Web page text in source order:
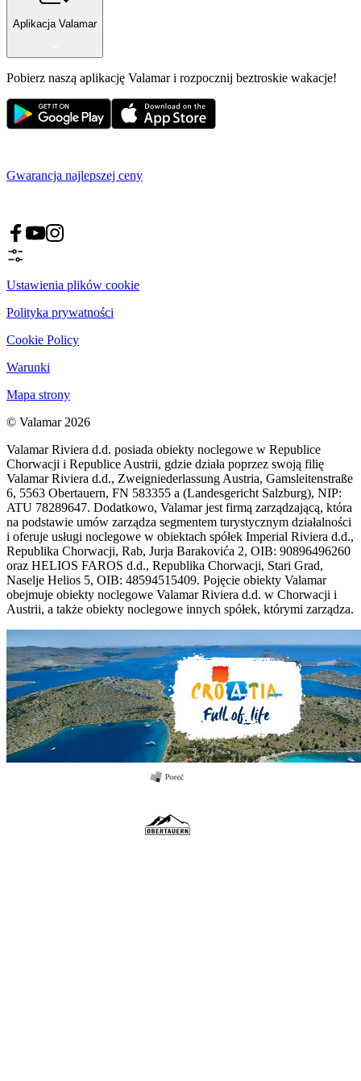
Aplikacja Valamar
Pobierz naszą aplikację Valamar i rozpocznij beztroskie wakacje!
Gwarancja najlepszej ceny
Ustawienia plików cookie
Polityka prywatności
Cookie Policy
Warunki
Mapa strony
© Valamar 2026
Valamar Riviera d.d. posiada obiekty noclegowe w Republice
Chorwacji i Republice Austrii, gdzie działa poprzez swoją filię
Valamar Riviera d.d., Zweigniederlassung Austria, Gamsleitenstraße
6, 5563 Obertauern, FN 583355 a (Landesgericht Salzburg), NIP:
ATU 78289647. Dodatkowo, Valamar jest firmą zarządzającą, która
na podstawie umów zarządza segmentem turystycznym działalności
i oferuje usługi noclegowe w obiektach spółek Imperial Riviera d.d.,
Republika Chorwacji, Rab, Jurja Barakovića 2, OIB: 90896496260
oraz HELIOS FAROS d.d., Republika Chorwacji, Stari Grad,
Naselje Helios 5, OIB: 48594515409. Pojęcie obiekty Valamar
obejmuje obiekty noclegowe Valamar Riviera d.d. w Chorwacji i
Austrii, a także obiekty noclegowe innych spółek, którymi zarządza.